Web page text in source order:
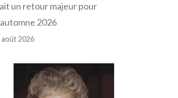
un retour majeur pour
2026
août 2026